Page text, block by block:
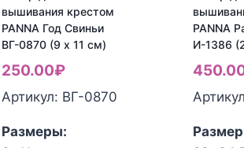
вышивания крестом
PANNA Год Свиньи
ВГ-0870 (9 x 11 см)
250.00₽
Артикул: ВГ-0870
Размеры:
PANNA
И-1386